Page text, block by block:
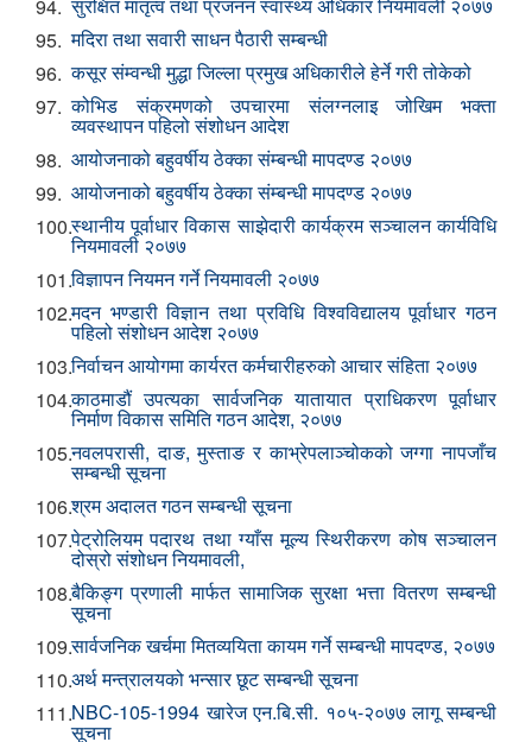
94. सुरक्षित मातृत्व तथा प्रजनन स्वास्थ्य अधिकार नियमावली २०७७
95. मदिरा तथा सवारी साधन पैठारी सम्बन्धी
96. कसूर संम्वन्धी मुद्धा जिल्ला प्रमुख अधिकारीले हेर्ने गरी तोकेको
97. कोभिड संक्रमणको उपचारमा संलग्नलाइ जोखिम भक्ता
व्यवस्थापन पहिलो संशोधन आदेश
98. आयोजनाको बहुवर्षीय ठेक्का संम्बन्धी मापदण्ड २०७७
99. आयोजनाको बहुवर्षीय ठेक्का संम्बन्धी मापदण्ड २०७७
100.स्थानीय पूर्वाधार विकास साझेदारी कार्यक्रम सञ्चालन कार्यविधि
नियमावली २०७७
101.विज्ञापन नियमन गर्ने नियमावली २०७७
102.मदन भण्डारी विज्ञान तथा प्रविधि विश्वविद्यालय पूर्वाधार गठन
पहिलो संशोधन आदेश २०७७
103.निर्वाचन आयोगमा कार्यरत कर्मचारीहरुको आचार संहिता २०७७
104.काठमाडौं उपत्यका सार्वजनिक यातायात प्राधिकरण पूर्वाधार
निर्माण विकास समिति गठन आदेश, २०७७
105.नवलपरासी, दाङ, मुस्ताङ र काभ्रेपलाञ्चोकको जग्गा नापजाँच
सम्बन्धी सूचना
106.श्रम अदालत गठन सम्बन्धी सूचना
107.पेट्रोलियम पदारथ तथा ग्याँस मूल्य स्थिरीकरण कोष सञ्चालन
दोस्रो संशोधन नियमावली,
108.बैकिङ्ग प्रणाली मार्फत सामाजिक सुरक्षा भत्ता वितरण सम्बन्धी
सूचना
109.सार्वजनिक खर्चमा मितव्ययिता कायम गर्ने सम्बन्धी मापदण्ड, २०७७
110.अर्थ मन्त्रालयको भन्सार छूट सम्बन्धी सूचना
111.NBC-105-1994 खारेज एन.बि.सी. १०५-२०७७ लागू सम्बन्धी
सूचना